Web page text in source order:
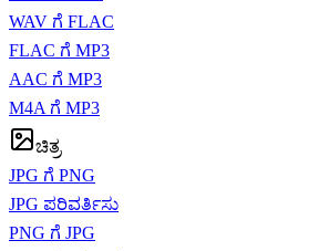
WAV ಗೆ FLAC
FLAC ಗೆ MP3
AAC ಗೆ MP3
M4A ಗೆ MP3
ಚಿತ್ರ
JPG ಗೆ PNG
JPG ಪರಿವರ್ತಿಸು
PNG ಗೆ JPG